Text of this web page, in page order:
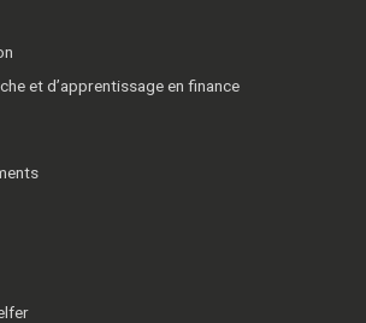
et d’apprentissage en finance